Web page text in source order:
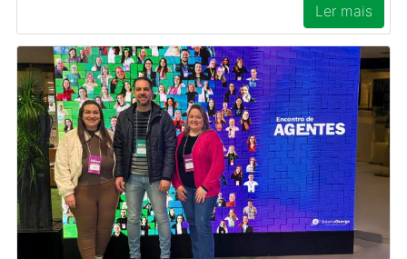
Ler mais